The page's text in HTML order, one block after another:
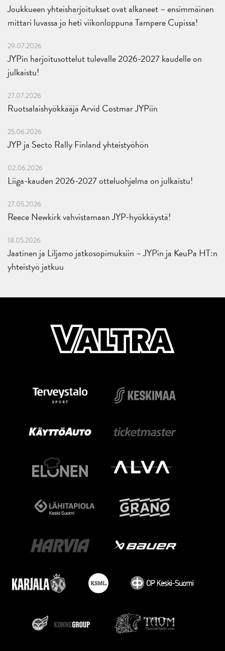
Joukkueen yhteisharjoitukset ovat alkaneet – ensimmäinen
mittari luvassa jo heti viikonloppuna Tampere Cupissa!
29.07.2026
JYPin harjoitusottelut tulevalle 2026-2027 kaudelle on
julkaistu!
27.07.2026
Ruotsalaishyökkääjä Arvid Costmar JYPiin
25.06.2026
JYP ja Secto Rally Finland yhteistyöhön
02.06.2026
Liiga-kauden 2026-2027 otteluohjelma on julkaistu!
27.05.2026
Reece Newkirk vahvistamaan JYP-hyökkäystä!
18.05.2026
Jaatinen ja Liljamo jatkosopimuksiin – JYPin ja KeuPa HT:n
yhteistyö jatkuu